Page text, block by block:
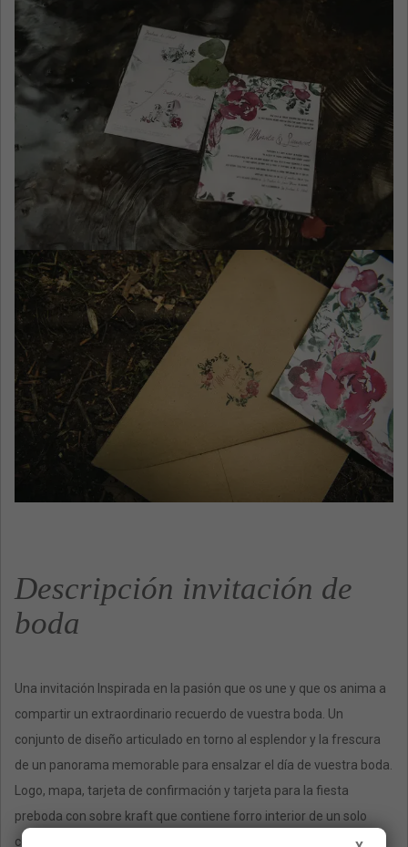
Descripción invitación de
boda
Una invitación Inspirada en la pasión que os une y que os anima a
compartir un extraordinario recuerdo de vuestra boda. Un
conjunto de diseño articulado en torno al esplendor y la frescura
de un panorama memorable para ensalzar el día de vuestra boda.
Logo, mapa, tarjeta de confirmación y tarjeta para la fiesta
preboda con sobre kraft que contiene forro interior de un solo
color.